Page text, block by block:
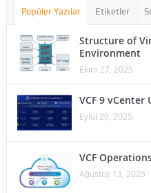
Popüler Yazılar Etiketler
Structure of
Environment
Ekim 27, 2025
VCF 9 vCenter
Eylül 20, 2025
VCF
Ağustos 13, 2025